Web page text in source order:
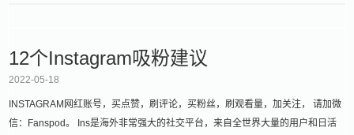
12个Instagram吸粉建议
2022-05-18
INSTAGRAM网红账号，买点赞，刷评论，买粉丝，刷观看量，加关注， 请加微
信：Fanspod。 Ins是海外非常强大的社交平台，来自全世界大量的用户和日活